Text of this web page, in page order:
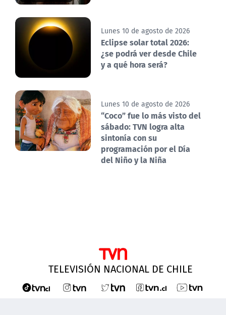
Lunes 10 de agosto de 2026
Eclipse solar total 2026:
¿se podrá ver desde Chile
y a qué hora será?
Lunes 10 de agosto de 2026
“Coco” fue lo más visto del
sábado: TVN logra alta
sintonía con su
programación por el Día
del Niño y la Niña
TELEVISIÓN NACIONAL DE CHILE